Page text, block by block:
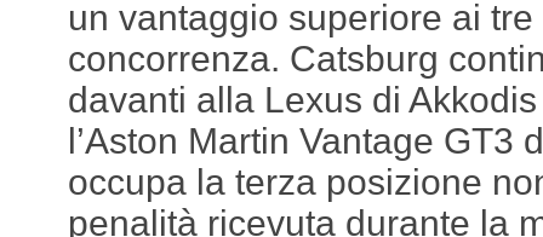
un vantaggio superiore ai
concorrenza. Catsburg
davanti alla Lexus di
l’Aston Martin Vantage GT3
occupa la terza posizione
penalità ricevuta durante la